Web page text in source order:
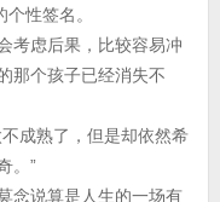
性签名。
考虑后果，比较容易冲
那个孩子已经消失不
成熟了，但是却依然希
。”
念说算是人生的一场有